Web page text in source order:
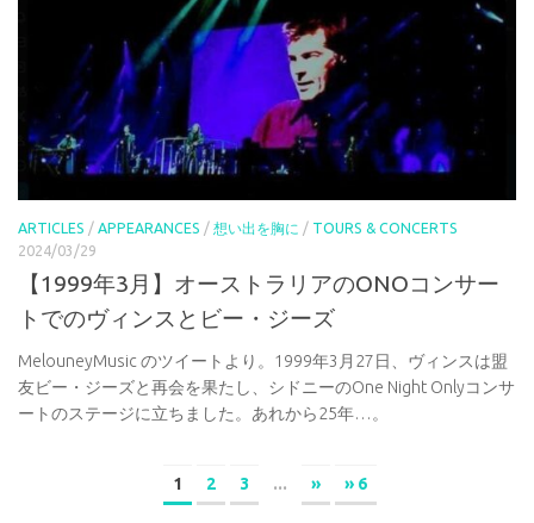
ARTICLES / APPEARANCES / 想い出を胸に / TOURS & CONCERTS
2024/03/29
【1999年3月】オーストラリアのONOコンサー
トでのヴィンスとビー・ジーズ
MelouneyMusic のツイートより。1999年3月27日、ヴィンスは盟
友ビー・ジーズと再会を果たし、シドニーのOne Night Onlyコンサ
ートのステージに立ちました。あれから25年…。
1 2 3 ... » » 6